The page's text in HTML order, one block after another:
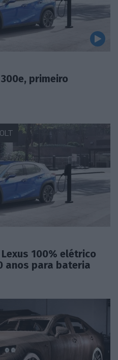
300e, primeiro
100% elétrico
anos para bateria